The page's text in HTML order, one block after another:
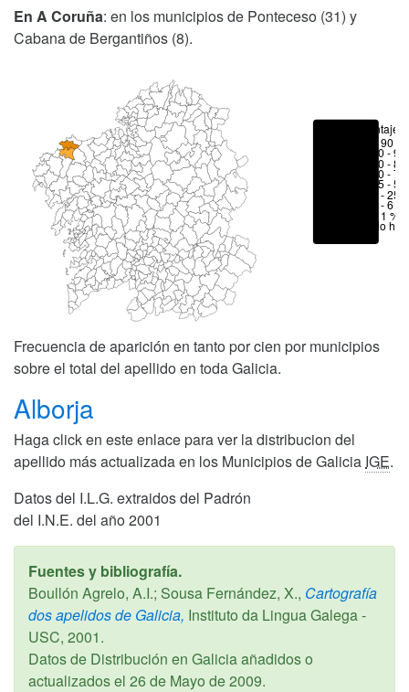
En A Coruña: en los municipios de Ponteceso (31) y
Cabana de Bergantiños (8).
Porcentajes
> 90 %
80 -
70 -
50 -
25 -
6 - 25
1 - 6 %
< 1 %
No hay
Frecuencia de aparición en tanto por cien por municipios
sobre el total del apellido en toda Galicia.
Alborja
Haga click en este enlace para ver la distribucion del
apellido más actualizada en los Municipios de Galicia IGE.
Datos del I.L.G. extraidos del Padrón
del I.N.E. del año 2001
Fuentes y bibliografía.
Boullón Agrelo, A.I.; Sousa Fernández, X., Cartografía
dos apelidos de Galicia, Instituto da Lingua Galega -
USC, 2001.
Datos de Distribución en Galicia añadidos o
actualizados el 26 de Mayo de 2009.